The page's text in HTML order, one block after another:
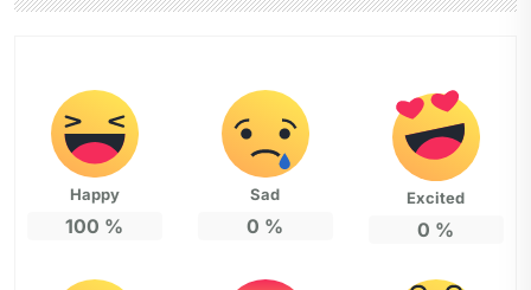
Happy
100 %
Sad
0 %
Excited
0 %